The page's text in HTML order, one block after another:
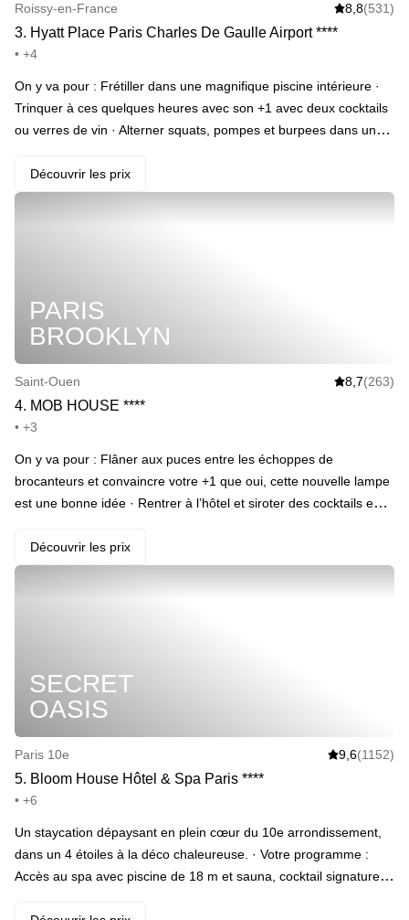
rallonge depuis le Skybar de l'hôtel.
Roissy-en-France 8,8(531)
3. Hyatt Place Paris Charles De Gaulle Airport ****
• +4
On y va pour : Frétiller dans une magnifique piscine intérieure ·
Trinquer à ces quelques heures avec son +1 avec deux cocktails
ou verres de vin · Alterner squats, pompes et burpees dans un
avec un check out repoussé à 14h · Commencer la journée du
lendemain par un petit-déjeuner 4 étoiles
Découvrir les prix
PARIS
BROOKLYN
Saint-Ouen 8,7(263)
4. MOB HOUSE ****
• +3
On y va pour : Flâner aux puces entre les échoppes de
brocanteurs et convaincre votre +1 que oui, cette nouvelle lampe
est une bonne idée · Rentrer à l’hôtel et siroter des cocktails en
chambre et dévaliser les snacks du mini-bar · Buller dans une
chambre avec literie de palace et bouquiner l’un des milliers de
avec un check-out repoussé à 14h
Découvrir les prix
SECRET
OASIS
Paris 10e 9,6(1152)
5. Bloom House Hôtel & Spa Paris ****
• +6
Un staycation dépaysant en plein cœur du 10e arrondissement,
dans un 4 étoiles à la déco chaleureuse. · Votre programme :
Accès au spa avec piscine de 18 m et sauna, cocktail signature